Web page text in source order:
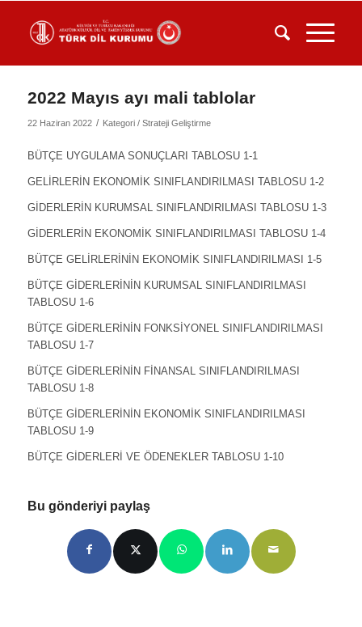
2022 Mayıs ayı mali tablolar
22 Haziran 2022 / Kategori / Strateji Geliştirme
BÜTÇE UYGULAMA SONUÇLARI TABLOSU 1-1
GELİRLERİN EKONOMİK SINIFLANDIRILMASI TABLOSU 1-2
GİDERLERİN KURUMSAL SINIFLANDIRILMASI TABLOSU 1-3
GİDERLERİN EKONOMİK SINIFLANDIRILMASI TABLOSU 1-4
BÜTÇE GELİRLERİNİN EKONOMİK SINIFLANDIRILMASI 1-5
BÜTÇE GİDERLERİNİN KURUMSAL SINIFLANDIRILMASI
TABLOSU 1-6
BÜTÇE GİDERLERİNİN FONKSİYONEL SINIFLANDIRILMASI
TABLOSU 1-7
BÜTÇE GİDERLERİNİN FİNANSAL SINIFLANDIRILMASI
TABLOSU 1-8
BÜTÇE GİDERLERİNİN EKONOMİK SINIFLANDIRILMASI
TABLOSU 1-9
BÜTÇE GİDERLERİ VE ÖDENEKLER TABLOSU 1-10
Bu gönderiyi paylaş